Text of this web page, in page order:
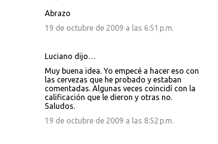
Abrazo
19 de octubre de 2009 a las 6:51 p.m.
Luciano dijo…
Muy buena idea. Yo empecé a hacer eso con
las cervezas que he probado y estaban
comentadas. Algunas veces coincidí con la
calificación que le dieron y otras no.
Saludos.
19 de octubre de 2009 a las 8:52 p.m.